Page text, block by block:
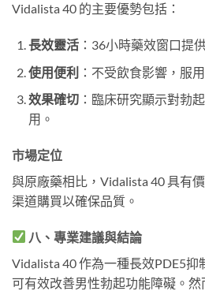
Vidalista 40 的主要優勢包括：
長效靈活：36小時藥效窗口提
使用便利 ：不受飲食影響，服
效果確切：臨床研究顯示對勃
用。
市場定位
與原廠藥相比，Vidalista 40 具有
渠道購買以確保品質。
八、專業建議與結論
Vidalista 40 作為一種長效PDE5
可有效改善男性勃起功能障礙。